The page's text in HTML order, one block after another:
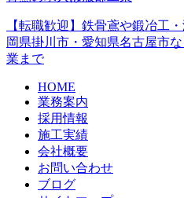
【転職歓迎】鉄骨鳶や鍛冶工
岡県掛川市・愛知県名古屋市
業まで
HOME
業務案内
採用情報
施工実績
会社概要
お問い合わせ
ブログ